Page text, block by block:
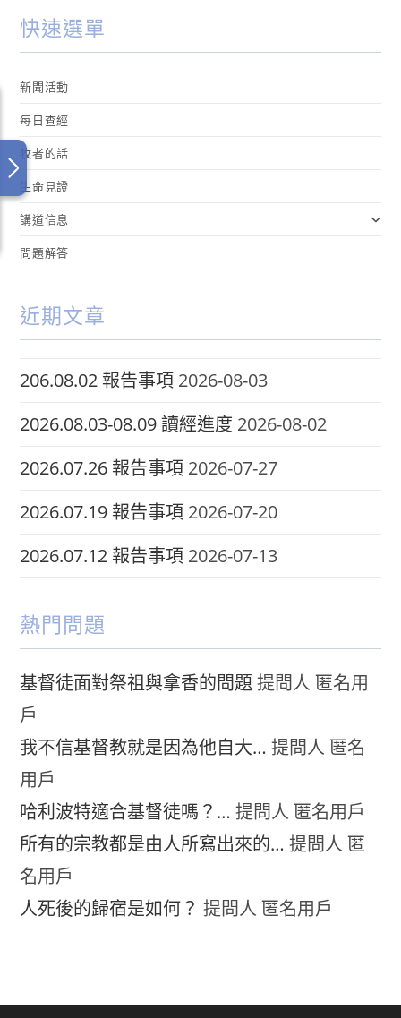
快速選單
新聞活動
每日查經
牧者的話
生命見證
講道信息
問題解答
近期文章
206.08.02 報告事項 2026-08-03
2026.08.03-08.09 讀經進度 2026-08-02
2026.07.26 報告事項 2026-07-27
2026.07.19 報告事項 2026-07-20
2026.07.12 報告事項 2026-07-13
熱門問題
基督徒面對祭祖與拿香的問題 提問人 匿名用
戶
我不信基督教就是因為他自大… 提問人 匿名
用戶
哈利波特適合基督徒嗎？… 提問人 匿名用戶
所有的宗教都是由人所寫出來的… 提問人 匿
名用戶
人死後的歸宿是如何？ 提問人 匿名用戶